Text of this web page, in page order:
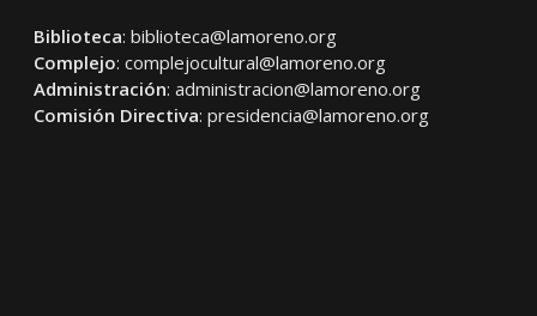
Biblioteca: biblioteca@lamoreno.org
Complejo: complejocultural@lamoreno.org
Administración: administracion@lamoreno.org
Comisión Directiva: presidencia@lamoreno.org